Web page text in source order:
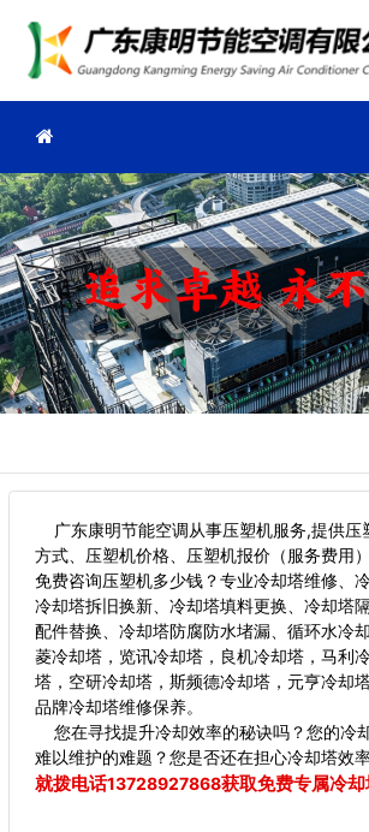
广东康明节能空调从事压塑机服务,提供压
方式、压塑机价格、压塑机报价（服务费用
免费咨询压塑机多少钱？专业冷却塔维修、
冷却塔拆旧换新、冷却塔填料更换、冷却塔
配件替换、冷却塔防腐防水堵漏、循环水冷
菱冷却塔，览讯冷却塔，良机冷却塔，马利
塔，空研冷却塔，斯频德冷却塔，元亨冷却
品牌冷却塔维修保养。
您在寻找提升冷却效率的秘诀吗？您的冷
难以维护的难题？您是否还在担心冷却塔效
就拨电话13728927868获取免费专属冷却